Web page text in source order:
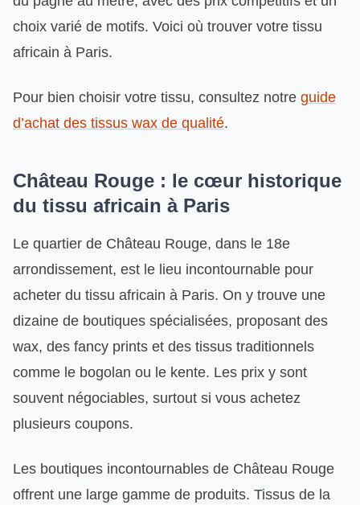
choix varié de motifs. Voici où trouver votre tissu
africain à Paris.
Pour bien choisir votre tissu, consultez notre guide
d’achat des tissus wax de qualité.
Château Rouge : le cœur historique
du tissu africain à Paris
Le quartier de Château Rouge, dans le 18e
arrondissement, est le lieu incontournable pour
acheter du tissu africain à Paris. On y trouve une
dizaine de boutiques spécialisées, proposant des
wax, des fancy prints et des tissus traditionnels
comme le bogolan ou le kente. Les prix y sont
souvent négociables, surtout si vous achetez
plusieurs coupons.
Les boutiques incontournables de Château Rouge
offrent une large gamme de produits. Tissus de la